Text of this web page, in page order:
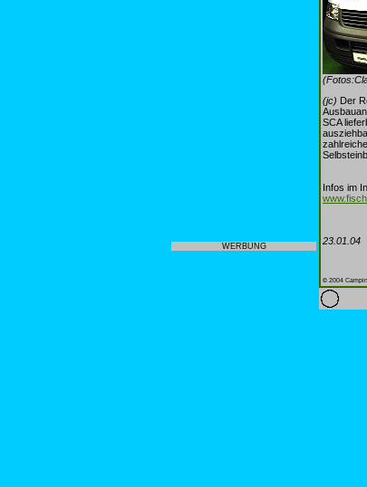
WERBUNG
(jc) Der
SCA
Infos im
23.01.04
© 2004